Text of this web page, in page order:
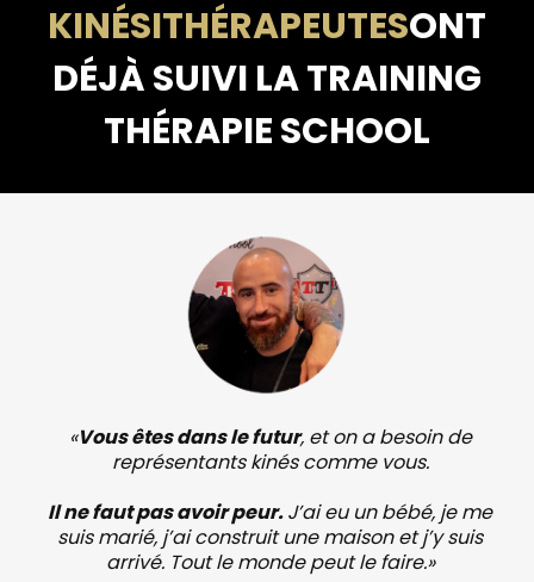
KINÉSITHÉRAPEUTESONT
DÉJÀ SUIVI LA TRAINING
THÉRAPIE SCHOOL
«Vous êtes dans le futur, et on a besoin de
représentants kinés comme vous.
Il ne faut pas avoir peur.J’ai eu un bébé, je me
suis marié, j’ai construit une maison et j’y suis
arrivé. Tout le monde peut le faire.»